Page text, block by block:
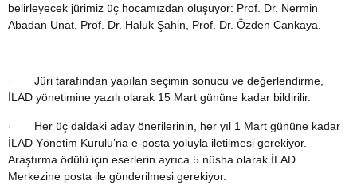
belirleyecek jürimiz üç hocamızdan oluşuyor: Prof. Dr. Nermin
Abadan Unat, Prof. Dr. Haluk Şahin, Prof. Dr. Özden Cankaya.
· Jüri tarafından yapılan seçimin sonucu ve değerlendirme,
İLAD yönetimine yazılı olarak 15 Mart gününe kadar bildirilir.
· Her üç daldaki aday önerilerinin, her yıl 1 Mart gününe kadar
İLAD Yönetim Kurulu’na e-posta yoluyla iletilmesi gerekiyor.
Araştırma ödülü için eserlerin ayrıca 5 nüsha olarak İLAD
Merkezine posta ile gönderilmesi gerekiyor.